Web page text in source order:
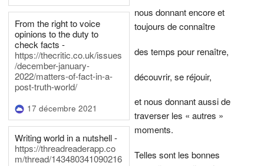
From the right to voice
opinions to the duty to
check facts -
https://thecritic.co.uk/issues
/december-january-
2022/matters-of-fact-in-a-
post-truth-world/
17 décembre 2021
Writing world in a nutshell -
https://threadreaderapp.co
m/thread/143480341090216
nous donnant encore et
toujours de connaître
des temps pour renaître,
découvrir, se réjouir,
et nous donnant aussi de
traverser les « autres »
moments.
Telles sont les bonnes